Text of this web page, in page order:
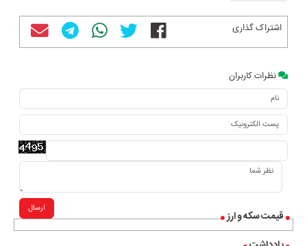
قیمت سکه و ارز
اشتراک گذاری
نظرات کاربران
ارسال